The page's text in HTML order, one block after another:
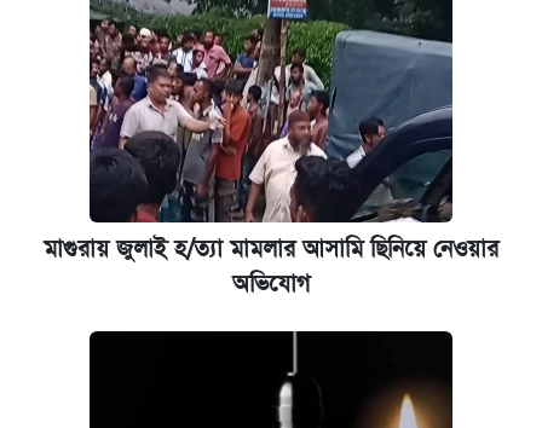
মাগুরায় জুলাই হ/ত্যা মামলার আসামি ছিনিয়ে নেওয়ার
অভিযোগ